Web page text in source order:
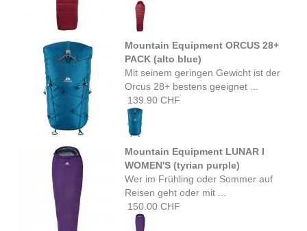
Mountain Equipment ORCUS 28+
PACK (alto blue)
Mit seinem geringen Gewicht ist der
Orcus 28+ bestens geeignet ...
139.90 CHF
Mountain Equipment LUNAR I
WOMEN'S (tyrian purple)
Wer im Frühling oder Sommer auf
Reisen geht oder mit ...
150.00 CHF